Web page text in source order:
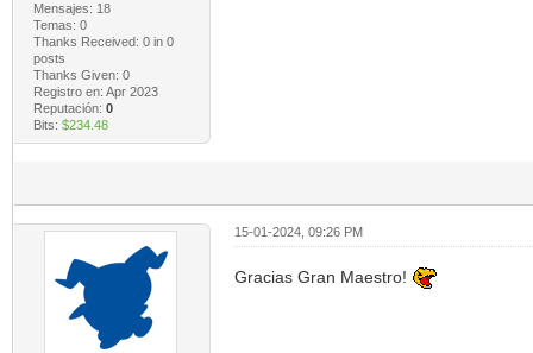
Mensajes: 18
Temas: 0
Thanks Received: 0in 0
posts
Thanks Given: 0
Registro en: Apr 2023
Reputación: 0
Bits: $234.48
15-01-2024, 09:26 PM
Gracias Gran Maestro!